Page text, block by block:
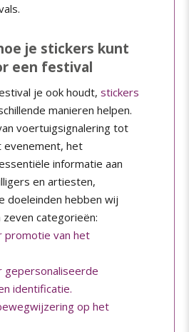
je stickers kunt
een festival
je ook houdt, stickers
manieren helpen.
voertuigsignalering tot
evenement, het
informatie aan
en artiesten,
doeleinden hebben wij
categorieën:
promotie van het
gepersonaliseerde
identificatie.
op het